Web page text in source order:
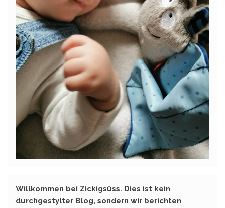
Willkommen bei Zickigsüss. Dies ist kein
durchgestylter Blog, sondern wir berichten